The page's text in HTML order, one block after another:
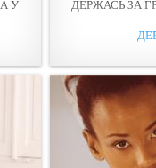
У
ДЕРЖАСЬ ЗА